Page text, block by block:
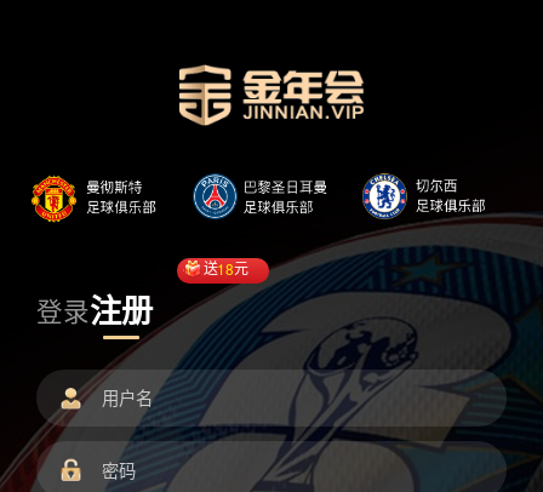
登录注册
送18元